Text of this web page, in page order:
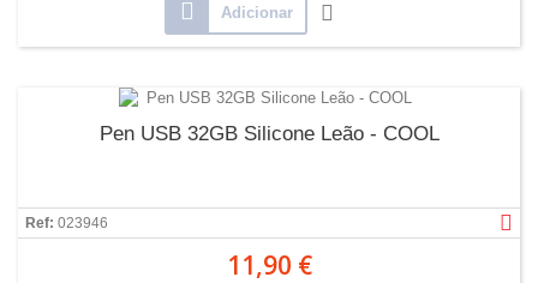
Adicionar
Pen USB 32GB Silicone Leão - COOL
Ref: 023946
11,90 €